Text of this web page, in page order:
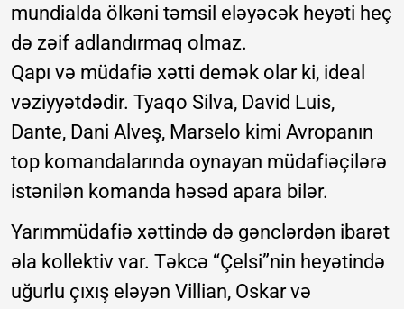
mundialda ölkəni təmsil eləyəcək heyəti heç
də zəif adlandırmaq olmaz.
Qapı və müdafiə xətti demək olar ki, ideal
vəziyyətdədir. Tyaqo Silva, David Luis,
Dante, Dani Alveş, Marselo kimi Avropanın
top komandalarında oynayan müdafiəçilərə
istənilən komanda həsəd apara bilər.
Yarımmüdafiə xəttində də gənclərdən ibarət
əla kollektiv var. Təkcə “Çelsi”nin heyətində
uğurlu çıxış eləyən Villian, Oskar və